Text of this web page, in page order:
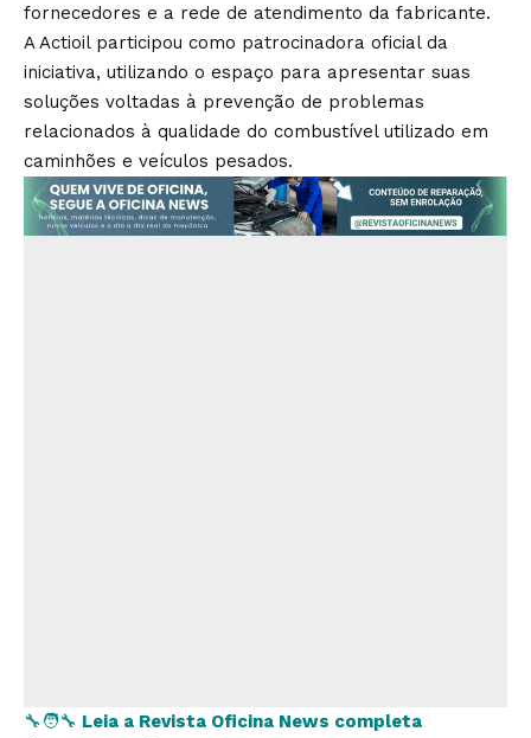
fornecedores e a rede de atendimento da fabricante.
A Actioil participou como patrocinadora oficial da
iniciativa, utilizando o espaço para apresentar suas
soluções voltadas à prevenção de problemas
relacionados à qualidade do combustível utilizado em
caminhões e veículos pesados.
🔧🧑‍🔧 Leia a Revista Oficina News completa